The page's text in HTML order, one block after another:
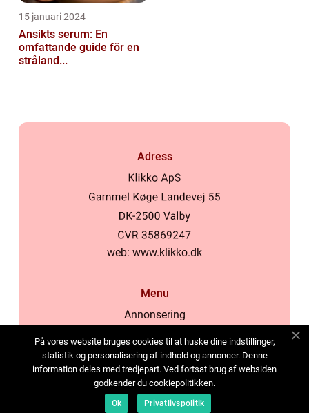
15 januari 2024
Ansikts serum: En
omfattande guide för en
stråland...
Adress
web: www.klikko.dk
Menu
Annonsering
Cookies
Kontakta oss
Sitemap
På vores website bruges cookies til at huske dine indstillinger,
statistik og personalisering af indhold og annoncer. Denne
information deles med tredjepart. Ved fortsat brug af websiden
godkender du cookiepolitikken.
Ok Privatlivspolitik